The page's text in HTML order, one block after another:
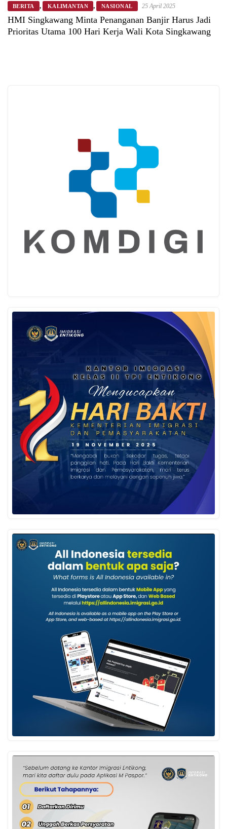
BERITA , KALIMANTAN , NASIONAL 25 April 2025
HMI Singkawang Minta Penanganan Banjir Harus Jadi
Prioritas Utama 100 Hari Kerja Wali Kota Singkawang